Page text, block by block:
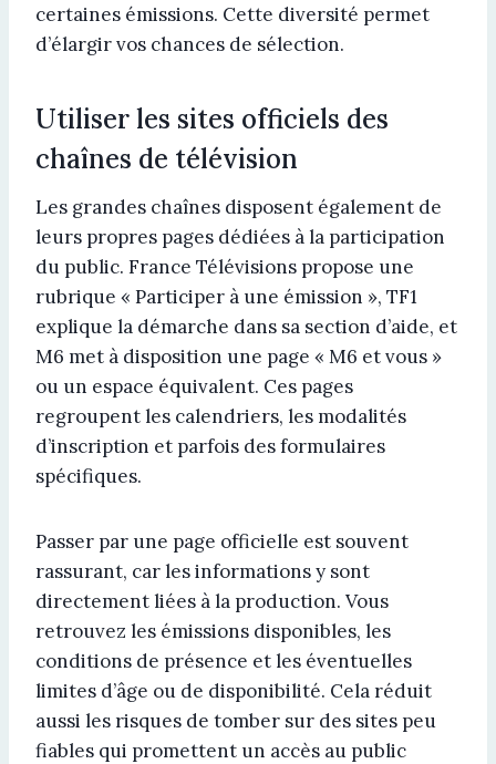
certaines émissions. Cette diversité permet
d’élargir vos chances de sélection.
Utiliser les sites officiels des
chaînes de télévision
Les grandes chaînes disposent également de
leurs propres pages dédiées à la participation
du public. France Télévisions propose une
rubrique « Participer à une émission », TF1
explique la démarche dans sa section d’aide, et
M6 met à disposition une page « M6 et vous »
ou un espace équivalent. Ces pages
regroupent les calendriers, les modalités
d’inscription et parfois des formulaires
spécifiques.
Passer par une page officielle est souvent
rassurant, car les informations y sont
directement liées à la production. Vous
retrouvez les émissions disponibles, les
conditions de présence et les éventuelles
limites d’âge ou de disponibilité. Cela réduit
aussi les risques de tomber sur des sites peu
fiables qui promettent un accès au public